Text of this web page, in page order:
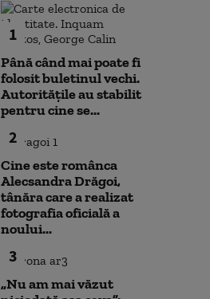
1
Până când mai poate fi
folosit buletinul vechi.
Autoritățile au stabilit
pentru cine se...
2
Cine este românca
Alecsandra Drăgoi,
tânăra care a realizat
fotografia oficială a
noului...
3
„Nu am mai văzut